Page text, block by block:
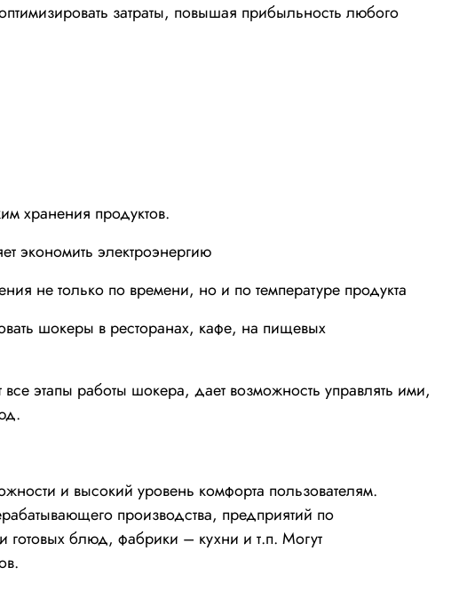
затраты, повышая прибыльность любого
хранения продуктов.
экономить электроэнергию
не только по времени, но и по температуре продукта
шокеры в ресторанах, кафе, на пищевых
этапы работы шокера, дает возможность управлять ими,
и высокий уровень комфорта пользователям.
производства, предприятий по
готовых блюд, фабрики – кухни и т.п. Могут